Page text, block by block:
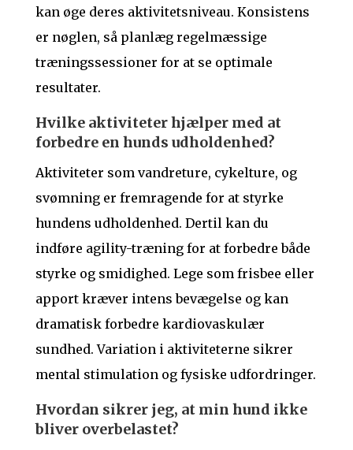
kan øge deres aktivitetsniveau. Konsistens
er nøglen, så planlæg regelmæssige
træningssessioner for at se optimale
resultater.
Hvilke aktiviteter hjælper med at
forbedre en hunds udholdenhed?
Aktiviteter som vandreture, cykelture, og
svømning er fremragende for at styrke
hundens udholdenhed. Dertil kan du
indføre agility-træning for at forbedre både
styrke og smidighed. Lege som frisbee eller
apport kræver intens bevægelse og kan
dramatisk forbedre kardiovaskulær
sundhed. Variation i aktiviteterne sikrer
mental stimulation og fysiske udfordringer.
Hvordan sikrer jeg, at min hund ikke
bliver overbelastet?